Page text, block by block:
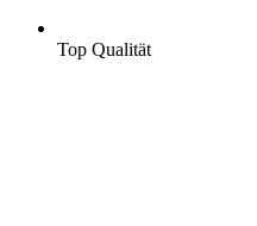
Top Qualität